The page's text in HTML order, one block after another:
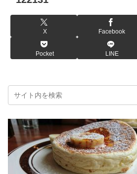
X Facebook
Pocket LINE